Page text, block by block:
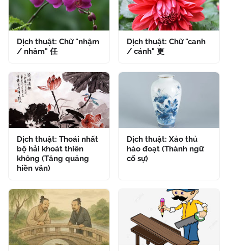
Dịch thuật: Chữ "nhậm
/ nhâm" 任
Dịch thuật: Chữ "canh
/ cánh" 更
Dịch thuật: Thoái nhất
bộ hải khoát thiên
không (Tăng quảng
hiền văn)
Dịch thuật: Xảo thủ
hào đoạt (Thành ngữ
cố sự)